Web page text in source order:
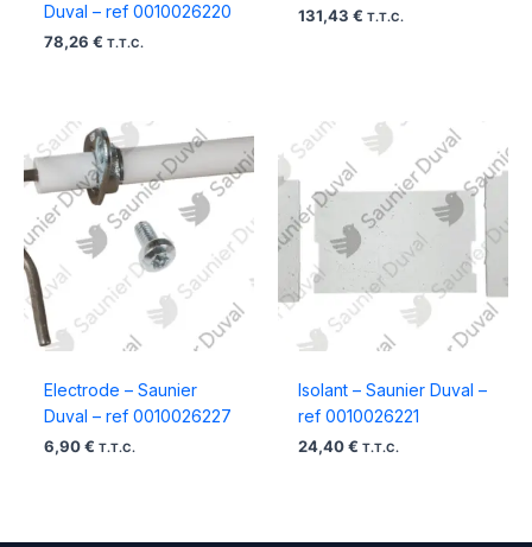
Duval – ref 0010026220
78,26 € T.T.C.
131,43 € T.T.C.
Electrode – Saunier
Duval – ref 0010026227
6,90 € T.T.C.
Isolant – Saunier Duval –
ref 0010026221
24,40 € T.T.C.